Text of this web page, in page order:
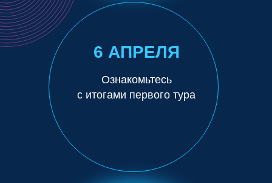
6 АПРЕЛЯ
Ознакомьтесь
с итогами первого тура